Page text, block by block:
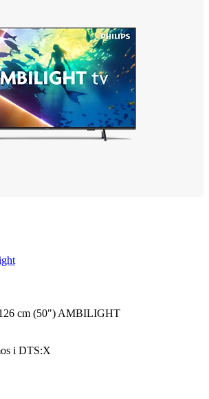
cm (50") AMBILIGHT
i DTS:X